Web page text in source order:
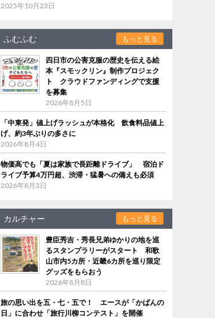
2025年10月23日
ふむふむ もっと見る
四日市の公害克服の歴史を伝える絵
本『スモックリン』制作プロジェク
ト クラウドファンディングで支援
を募集
2026年8月5日
「中東発」値上げラッシュが本格化 飲食料品値上
げ、約3年ぶりの多さに
2026年8月4日
物価高でも「夏は家族で長距離ドライブ」 宿泊ド
ライブ予算4万円超、渋滞・猛暑への備えも必須
2026年8月3日
カルチャー もっと見る
豊臣秀吉・秀長兄弟ゆかりの地を巡
るスタンプラリーがスタート 和歌
山市内5カ所・近畿6カ所を巡り限定
グッズをもらおう
2026年8月8日
旅の思い出を五・七・五で！ エースが「かばんの
日」に合わせ「旅行川柳コンテスト」を開催